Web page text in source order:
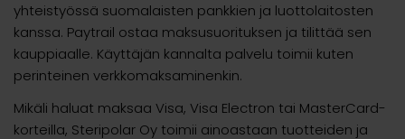
yhteistyössä suomalaisten pankkien ja luottolaitosten
kanssa. Paytrail ostaa maksusuorituksen ja tilittää sen
kauppiaalle. Käyttäjän kannalta palvelu toimii kuten
perinteinen verkkomaksaminenkin.
Mikäli haluat maksaa Visa, Visa Electron tai MasterCard-
korteilla, Steripolar Oy toimii ainoastaan tuotteiden ja